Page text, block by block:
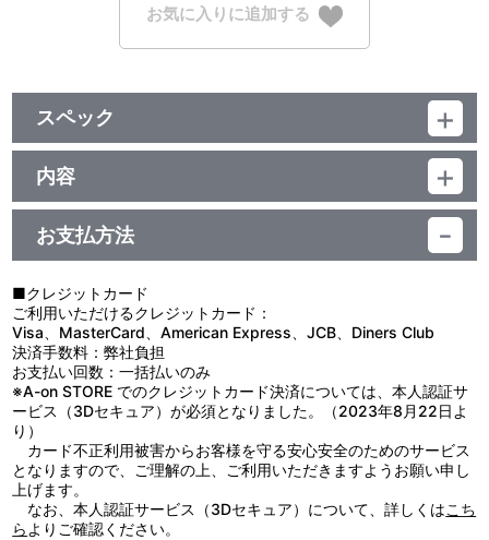
お気に入りに追加する
スペック
品番：TU-3242
ジャンル：グッズ
サイズ：約 横148mm×縦210mm
素材：アクリル
生産国：日本
内容
制作年度：2020年
【商品仕様】
ンしたアクリルスタンドです！
台座に付けることができる装飾パーツ付き！
【使用上の注意】
●本来の用途以外で使用しないでください。
●思わぬ事故の恐れがありますので、乳幼児または小さなお子様に
は絶対に与えないでください。
●小さい部品があります。ちっ息などの恐れがありますので、口の
中には絶対に入れないでください。
●無理な力を加えると、破損の原因となります。
●ケガや破損の原因になることがありますので、重いものをぶら下
げたり、無理に引っ張ったりしないでください。
●お子様の手の届かないところに保管してください。
お支払方法
■クレジットカード
ご利用いただけるクレジットカード：
Visa、MasterCard、American Express、JCB、Diners Club
決済手数料：弊社負担
お支払い回数：一括払いのみ
※A-on STORE でのクレジットカード決済については、本人認証サ
ービス（3Dセキュア）が必須となりました。（2023年8月22日よ
り）
カード不正利用被害からお客様を守る安心安全のためのサービス
となりますので、ご理解の上、ご利用いただきますようお願い申し
上げます。
なお、本人認証サービス（3Dセキュア）について、詳しくはこち
ら よりご確認ください。